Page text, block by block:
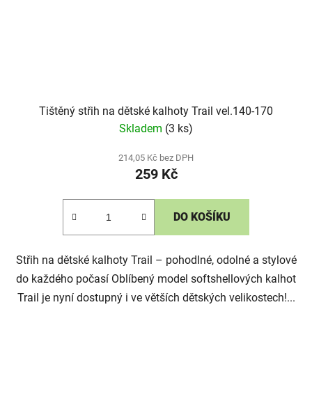
Tištěný střih na dětské kalhoty Trail vel.140-170
Skladem (3 ks)
214,05 Kč bez DPH
259 Kč
DO KOŠÍKU
Střih na dětské kalhoty Trail – pohodlné, odolné a stylové
do každého počasí Oblíbený model softshellových kalhot
Trail je nyní dostupný i ve větších dětských velikostech!...